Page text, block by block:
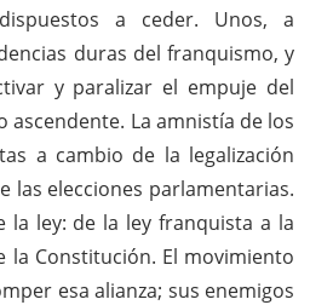
a ceder. Unos, a
duras del franquismo, y
y paralizar el empuje del
La amnistía de los
a cambio de la legalización
las elecciones parlamentarias.
la ley: de la ley franquista a la
la Constitución. El movimiento
esa alianza; sus enemigos